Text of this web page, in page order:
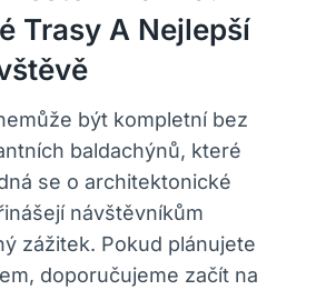
Trasy A Nejlepší
být kompletní bez
baldachýnů, které
se o architektonické
návštěvníkům
zážitek. Pokud plánujete
doporučujeme začít na